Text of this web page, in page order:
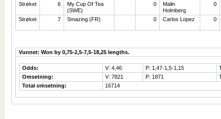
Strøket 6
My Cup Of Tea
(SWE)
0
Malin
Holmberg
0
Strøket 7 Smazing (FR) 0 Carlos Lopez 0
Vunnet: Won by 0,75-2,5-7,5-18,25 lengths.
Odds: V: 4,46 P: 1,47-1,5-1,15
Omsetning:
V: 7821 P: 1871
Total omsetning:
16714